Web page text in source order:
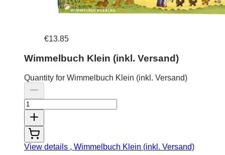
€13.85
Wimmelbuch Klein (inkl. Versand)
Quantity for Wimmelbuch Klein (inkl. Versand)
View details , Wimmelbuch Klein (inkl. Versand)